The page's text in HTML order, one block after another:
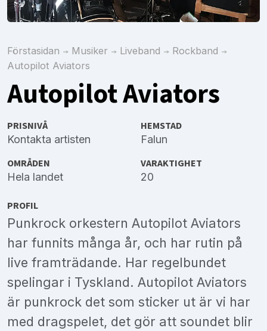
Förstasidan Musiker Liveband
Rockband
Autopilot Aviators
Autopilot Aviators
PRISNIVÅ
Kontakta artisten
HEMSTAD
Falun
OMRÅDEN
Hela landet
VARAKTIGHET
20
PROFIL
Punkrock orkestern Autopilot Aviators
har funnits många år, och har rutin på
live framträdande. Har regelbundet
spelingar i Tyskland. Autopilot Aviators
är punkrock det som sticker ut är vi har
med dragspelet, det gör att soundet blir